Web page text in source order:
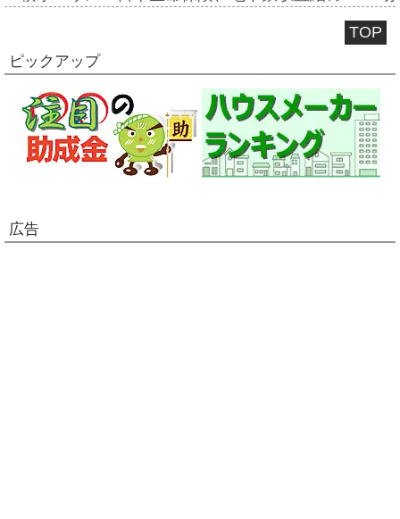
TOP
ピックアップ
広告